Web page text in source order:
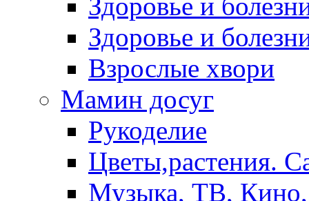
Здоровье и
Взрослые хвори
Мамин досуг
Рукоделие
Цветы,растения.
Музыка, ТВ,